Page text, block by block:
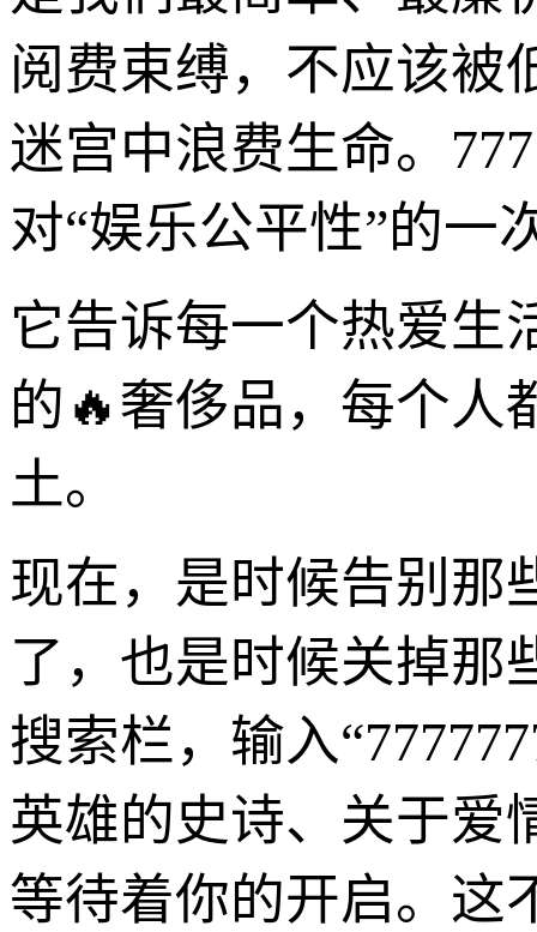
阅费束缚，不应该被
迷宫中浪费生命。
对“娱乐公平性”的一
它告诉每一个热爱生
的🔥奢侈品，每个人
土。
现在，是时候告别那
了，也是时候关掉那
搜索栏，输入
英雄的史诗、关于爱
等待着你的开启。这